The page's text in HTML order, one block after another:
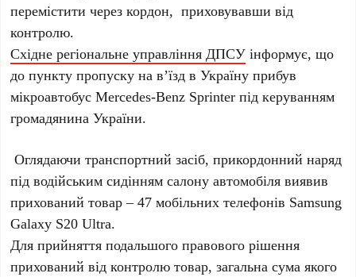
перемістити через кордон, приховувавши від
контролю.
Східне регіональне управління ДПСУ інформує, що
до пункту пропуску на в’їзд в Україну прибув
мікроавтобус Mercedes-Benz Sprinter під керуванням
громадянина України.
Оглядаючи транспортний засіб, прикордонний наряд
під водійським сидінням салону автомобіля виявив
прихований товар – 47 мобільних телефонів Samsung
Galaxy S20 Ultra.
Для прийняття подальшого правового рішення
прихований від контролю товар, загальна сума якого